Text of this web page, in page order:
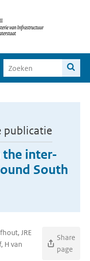
publicatie
the inter-
South
JRE
H van
Share
page